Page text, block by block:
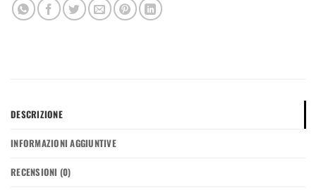
DESCRIZIONE
INFORMAZIONI AGGIUNTIVE
RECENSIONI (0)